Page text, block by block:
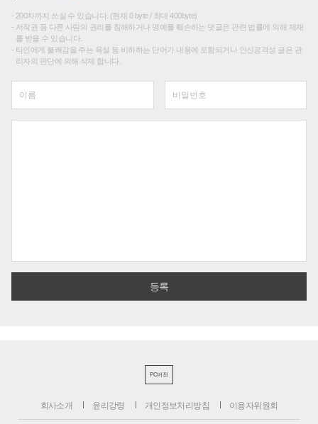
200자까지 쓰실 수 있습니다. (현재 0 byte / 최대 400byte)
저작권 등 다른 사람의 권리를 침해하거나 명예를 훼손하는 댓글은 관련 법률에 의해 제재
를 받을 수 있습니다.
타인에게 불쾌감을 주는 욕설 등 비하하는 단어가 내용에 포함되거나 인신공격성 글은 관
리자의 판단에 의해 삭제 합니다.
PC버전
회사소개 윤리강령 개인정보처리방침 이용자위원회